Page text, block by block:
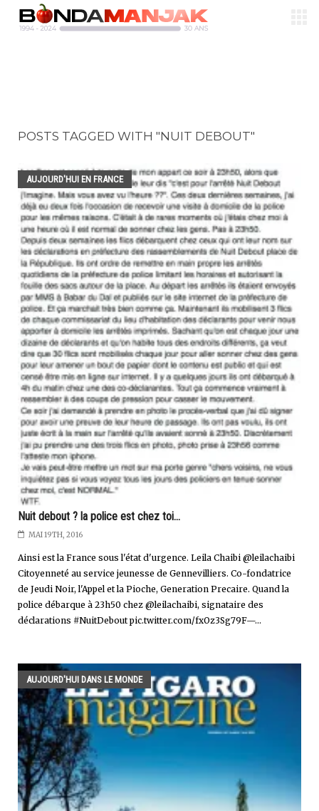
POSTS TAGGED WITH "NUIT DEBOUT"
AUJOURD'HUI EN FRANCE
Nuit debout ? la police est chez toi...
MAI 19TH, 2016
Ainsi est la France sous l'état d'urgence. Leila Chaibi @leilachaibi
Citoyenneté au service jeunesse de Gennevilliers. Co-fondatrice
de Jeudi Noir, l'Appel et la Pioche, Generation Precaire. Quand la
police débarque à 23h50 chez @leilachaibi, signataire des
déclarations #NuitDebout pic.twitter.com/fxOz3Sg79F—...
AUJOURD'HUI DANS LE MONDE